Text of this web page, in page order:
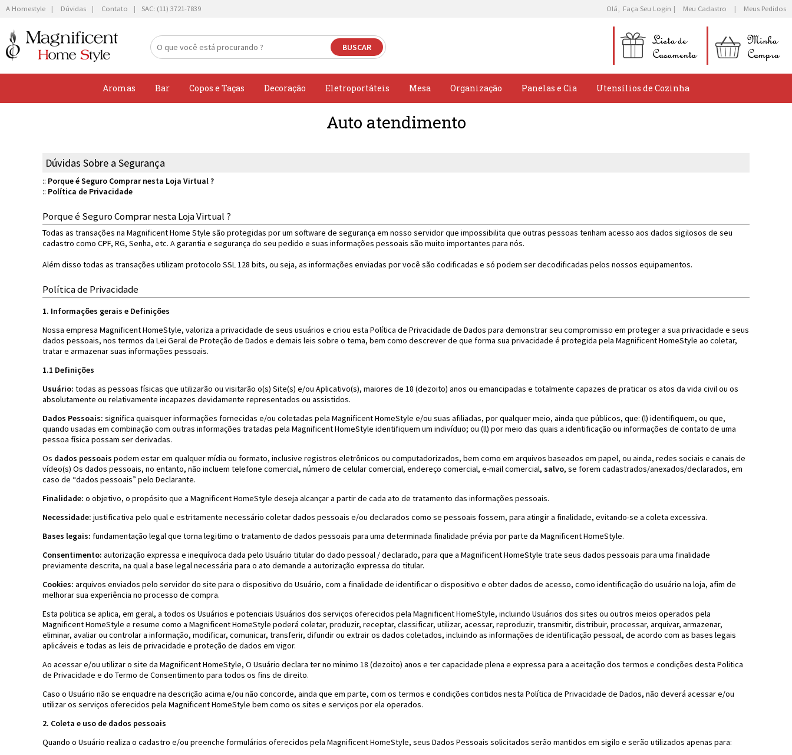
Olá, Faça Seu Login
A Homestyle Dúvidas Contato Meu Cadastro Meus Pedidos
Aromas Bar
Baldes e Cooler
Copos e Taças Decoração
Vasos & Flores
Móveis e Peças Decorativas
Eletroportáteis
Para Massa
Mesa Organização Panelas e Cia
Grills e Frigideiras
Panelas Avulsas
Fervedores
Utensílios de Cozinha
Utensilios do Chefe
Moedores e Galheteiros
Auto atendimento
Dúvidas Sobre a Segurança
:: Porque é Seguro Comprar nesta Loja Virtual ?
:: Política de Privacidade
Porque é Seguro Comprar nesta Loja Virtual ?
Todas as transações na Magnificent Home Style são protegidas por um software de segurança em nosso servidor que impossibilita que outras pessoas tenham acesso aos dados sigilosos de seu
cadastro como CPF, RG, Senha, etc. A garantia e segurança do seu pedido e suas informações pessoais são muito importantes para nós.
Além disso todas as transações utilizam protocolo SSL 128 bits, ou seja, as informações enviadas por você são codificadas e só podem ser decodificadas pelos nossos equipamentos.
Política de Privacidade
1. Informações gerais e Definições
Nossa empresa Magnificent HomeStyle, valoriza a privacidade de seus usuários e criou esta Política de Privacidade de Dados para demonstrar seu compromisso em proteger a sua privacidade e seus
dados pessoais, nos termos da Lei Geral de Proteção de Dados e demais leis sobre o tema, bem como descrever de que forma sua privacidade é protegida pela Magnificent HomeStyle ao coletar,
tratar e armazenar suas informações pessoais.
1.1 Definições
Usuário: todas as pessoas físicas que utilizarão ou visitarão o(s) Site(s) e/ou Aplicativo(s), maiores de 18 (dezoito) anos ou emancipadas e totalmente capazes de praticar os atos da vida civil ou os
absolutamente ou relativamente incapazes devidamente representados ou assistidos.
Dados Pessoais: significa quaisquer informações fornecidas e/ou coletadas pela Magnificent HomeStyle e/ou suas afiliadas, por qualquer meio, ainda que públicos, que: (l) identifiquem, ou que,
quando usadas em combinação com outras informações tratadas pela Magnificent HomeStyle identifiquem um indivíduo; ou (ll) por meio das quais a identificação ou informações de contato de uma
pessoa física possam ser derivadas.
Os dados pessoais podem estar em qualquer mídia ou formato, inclusive registros eletrônicos ou computadorizados, bem como em arquivos baseados em papel, ou ainda, redes sociais e canais de
vídeo(s) Os dados pessoais, no entanto, não incluem telefone comercial, número de celular comercial, endereço comercial, e-mail comercial, salvo, se forem cadastrados/anexados/declarados, em
caso de “dados pessoais” pelo Declarante.
Finalidade: o objetivo, o propósito que a Magnificent HomeStyle deseja alcançar a partir de cada ato de tratamento das informações pessoais.
Necessidade: justificativa pelo qual e estritamente necessário coletar dados pessoais e/ou declarados como se pessoais fossem, para atingir a finalidade, evitando-se a coleta excessiva.
Bases legais: fundamentação legal que torna legitimo o tratamento de dados pessoais para uma determinada finalidade prévia por parte da Magnificent HomeStyle.
Consentimento: autorização expressa e inequívoca dada pelo Usuário titular do dado pessoal / declarado, para que a Magnificent HomeStyle trate seus dados pessoais para uma finalidade
previamente descrita, na qual a base legal necessária para o ato demande a autorização expressa do titular.
Cookies: arquivos enviados pelo servidor do site para o dispositivo do Usuário, com a finalidade de identificar o dispositivo e obter dados de acesso, como identificação do usuário na loja, afim de
melhorar sua experiência no processo de compra.
Esta politica se aplica, em geral, a todos os Usuários e potenciais Usuários dos serviços oferecidos pela Magnificent HomeStyle, incluindo Usuários dos sites ou outros meios operados pela
Magnificent HomeStyle e resume como a Magnificent HomeStyle poderá coletar, produzir, receptar, classificar, utilizar, acessar, reproduzir, transmitir, distribuir, processar, arquivar, armazenar,
eliminar, avaliar ou controlar a informação, modificar, comunicar, transferir, difundir ou extrair os dados coletados, incluindo as informações de identificação pessoal, de acordo com as bases legais
aplicáveis e todas as leis de privacidade e proteção de dados em vigor.
Ao acessar e/ou utilizar o site da Magnificent HomeStyle, O Usuário declara ter no mínimo 18 (dezoito) anos e ter capacidade plena e expressa para a aceitação dos termos e condições desta Politica
de Privacidade e do Termo de Consentimento para todos os fins de direito.
Caso o Usuário não se enquadre na descrição acima e/ou não concorde, ainda que em parte, com os termos e condições contidos nesta Política de Privacidade de Dados, não deverá acessar e/ou
utilizar os serviços oferecidos pela Magnificent HomeStyle bem como os sites e serviços por ela operados.
2. Coleta e uso de dados pessoais
Quando o Usuário realiza o cadastro e/ou preenche formulários oferecidos pela Magnificent HomeStyle, seus Dados Pessoais solicitados serão mantidos em sigilo e serão utilizados apenas para: